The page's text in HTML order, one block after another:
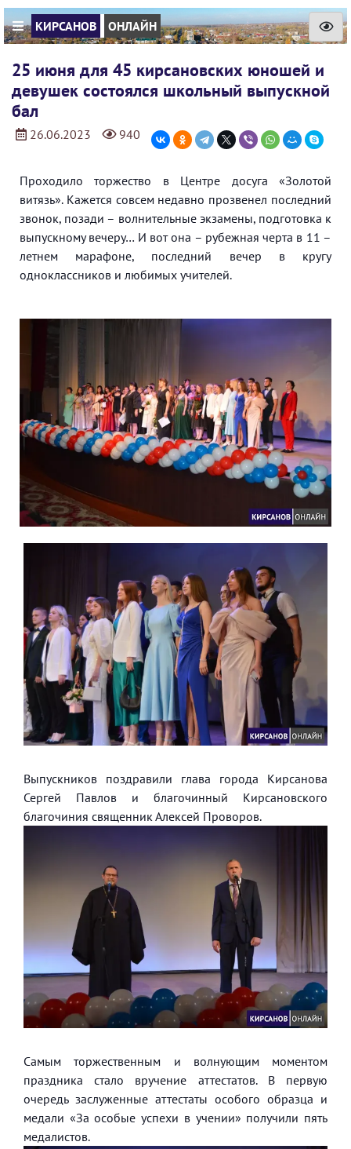
КИРСАНОВ ОНЛАЙН
25 июня для 45 кирсановских юношей и
девушек состоялся школьный выпускной
бал
26.06.2023 940
Проходило торжество в Центре досуга «Золотой
витязь». Кажется совсем недавно прозвенел последний
звонок, позади – волнительные экзамены, подготовка к
выпускному вечеру… И вот она – рубежная черта в 11 –
летнем марафоне, последний вечер в кругу
одноклассников и любимых учителей.
Выпускников поздравили глава города Кирсанова
Сергей Павлов и благочинный Кирсановского
благочиния священник Алексей Проворов.
Самым торжественным и волнующим моментом
праздника стало вручение аттестатов. В первую
очередь заслуженные аттестаты особого образца и
медали «За особые успехи в учении» получили пять
медалистов.